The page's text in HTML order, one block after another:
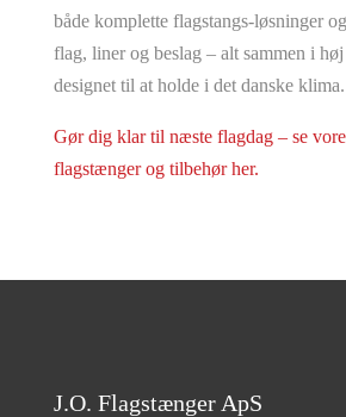
både komplette flagstangs-løsninger
flag, liner og beslag – alt sammen i
designet til at holde i det danske klima.
Gør dig klar til næste flagdag – se
flagstænger og tilbehør her.
J.O. Flagstænger ApS